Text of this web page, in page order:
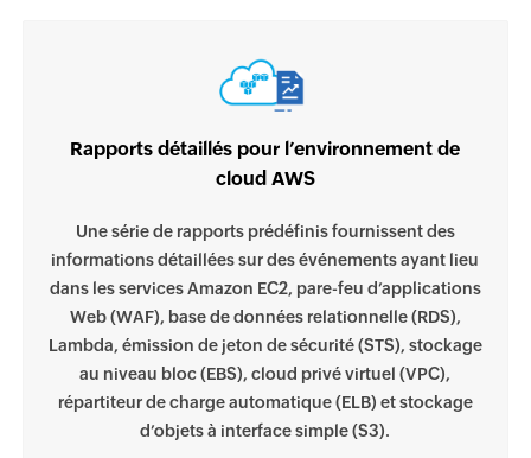
Rapports détaillés pour l’environnement de
cloud AWS
Une série de rapports prédéfinis fournissent des
informations détaillées sur des événements ayant lieu
dans les services Amazon EC2, pare-feu d’applications
Web (WAF), base de données relationnelle (RDS),
Lambda, émission de jeton de sécurité (STS), stockage
au niveau bloc (EBS), cloud privé virtuel (VPC),
répartiteur de charge automatique (ELB) et stockage
d’objets à interface simple (S3).